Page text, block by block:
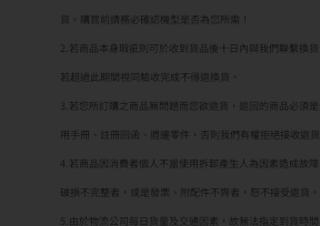
貨。購買前請務必確認機型是否為您所需！
2.若商品本身瑕疵則可於收到貨品後十日內與我們聯繫換
若超過此期間視同驗收完成不得退換貨。
3.若您所訂購之商品無問題而您欲退貨，退回的商品必須
用手冊、註冊回函、週邊零件，否則我們有權拒絕接收退貨
4.若商品因消費者個人不當使用拆卸產生人為因素造成故
破損不完整者，或是發票、附配件不齊者，恕不接受退貨。
5.由於物流公司每日貨量及交通因素，故無法指定到貨時